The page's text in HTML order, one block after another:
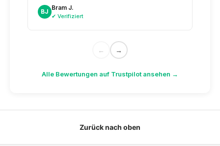
BJ
Bram J.
✔ Verifiziert
← →
Alle Bewertungen auf Trustpilot ansehen →
Zurück nach oben